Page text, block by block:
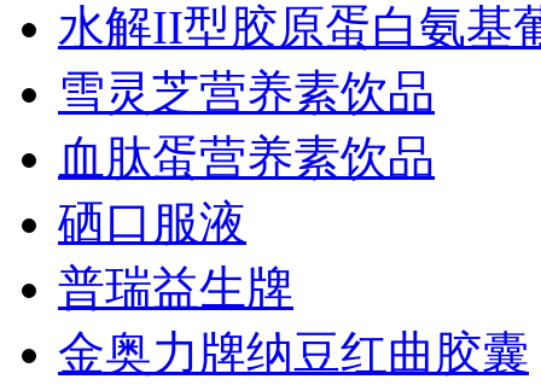
水解II型胶原蛋白氨基
雪灵芝营养素饮品
血肽蛋营养素饮品
硒口服液
普瑞益生牌
金奥力牌纳豆红曲胶囊